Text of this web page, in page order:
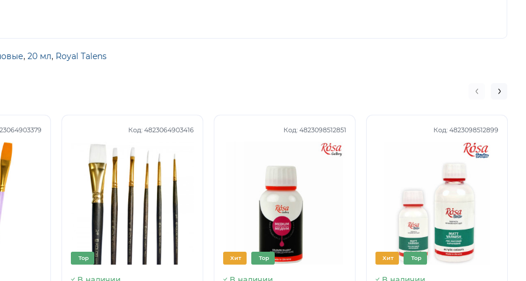
, 20 мл, Royal Talens
Код: 4823064903416
Top
Код: 4823098512851
Хит Top
Код: 4823098512899
Хит Top